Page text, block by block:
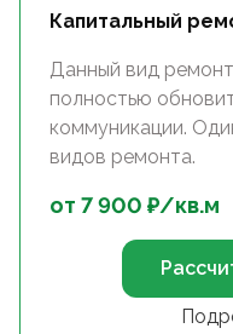
Капитальный
Данный вид
полностью
коммуникации.
видов ремонта.
от 7 900 ₽/кв.м